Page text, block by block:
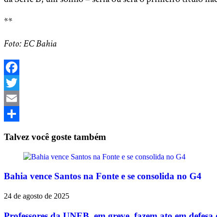
**
Foto: EC Bahia
Facebook
Twitter
Email
Talvez você goste também
Bahia vence Santos na Fonte e se consolida no G4
24 de agosto de 2025